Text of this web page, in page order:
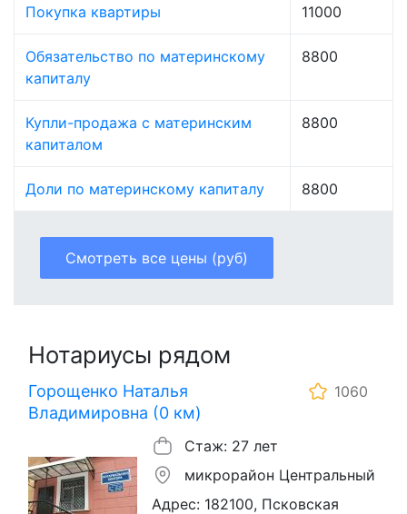
Покупка квартиры 11000
Обязательство по материнскому
капиталу
8800
Купли-продажа с материнским
капиталом
8800
Доли по материнскому капиталу 8800
Смотреть все цены (руб)
Нотариусы рядом
Горощенко Наталья
Владимировна (0 км)
1060
Стаж: 27 лет
микрорайон Центральный
Адрес: 182100, Псковская